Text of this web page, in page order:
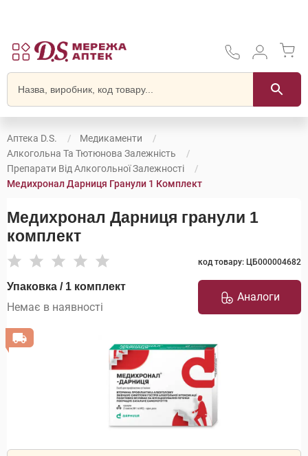
Аптека D.S.
Медикаменти
Алкогольна Та Тютюнова Залежність
Препарати Від Алкогольної Залежності
Медихронал Дарниця Гранули 1 Комплект
Медихронал Дарниця гранули 1
комплект
код товару: ЦБ000004682
Упаковка / 1 комплект
Немає в наявності
Аналоги